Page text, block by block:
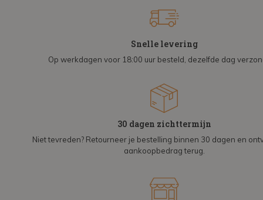
Snelle levering
Op werkdagen voor 18:00 uur besteld, dezelfde dag
30 dagen zichttermijn
Niet tevreden? Retourneer je bestelling binnen 30 dagen en
aankoopbedrag terug.